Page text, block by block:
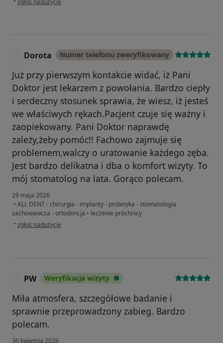
Dorota Numer telefonu zweryfikowany
Już przy pierwszym kontakcie widać, iż Pani
Doktor jest lekarzem z powołania. Bardzo ciepły
i serdeczny stosunek sprawia, że wiesz, iż jesteś
we właściwych rękach.Pacjent czuje się ważny i
zaopiekowany. Pani Doktor naprawdę
zależy,żeby pomóc!! Fachowo zajmuje się
problemem,walczy o uratowanie każdego zęba.
Jest bardzo delikatna i dba o komfort wizyty. To
mój stomatolog na lata. Gorąco polecam.
29 maja 2026
• ALL DENT - chirurgia - implanty - protetyka - stomatologia
zachowawcza - ortodoncja • leczenie próchnicy
• w opinii użytkownika Dorota
zgłoś nadużycie
PW Weryfikacja wizyty
Miła atmosfera, szczegółowe badanie i
sprawnie przeprowadzony zabieg. Bardzo
polecam.
30 kwietnia 2026